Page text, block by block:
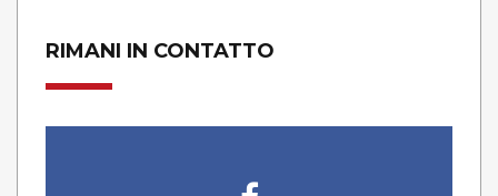
RIMANI IN CONTATTO